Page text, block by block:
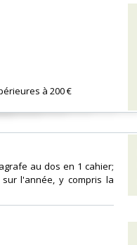
à 200 €‎
agrafe au dos en 1 cahier;
l'année, y compris la